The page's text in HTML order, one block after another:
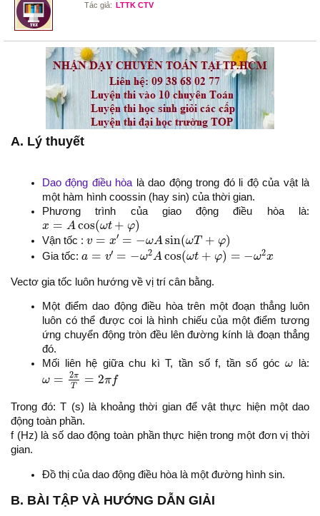
Tác giả: LTTK CTV
A. Lý thuyết
Dao động điều hòa là dao động trong đó li độ của vật là
một hàm hình coossin (hay sin) của thời gian.
Phương trình của giao động điều hòa là:
x = Acos(ωt + φ)
x =A cos ωt+φ)
Vận tốc : v = x′ = −ωAsin(ωT + φ)
v=x= − ωA (ω T +φ )
Gia tốc: a = v′ = −ω2Acos(ωt + φ) = −ω2x
a = =− cos(ωt+φ)= − ω2x
Vectơ gia tốc luôn hướng về vị trí cân bằng.
Một điểm dao động điều hòa trên một đoạn thẳng luôn
luôn có thể được coi là hình chiếu của một điểm tương
ứng chuyển động tròn đều lên đường kính là đoạn thẳng
đó.
Mối liên hệ giữa chu kì T, tần số f, tần số gócω
ω là:
ω = 2π
T
= 2πf
ω=2 πT =2πf
Trong đó: T (s) là khoảng thời gian để vật thực hiện một dao
động toàn phần.
f (Hz) là số dao động toàn phần thực hiện trong một đơn vị thời
gian.
Đồ thị của dao động điều hòa là một đường hình sin.
B. BÀI TẬP VÀ HƯỚNG DẪN GIẢI